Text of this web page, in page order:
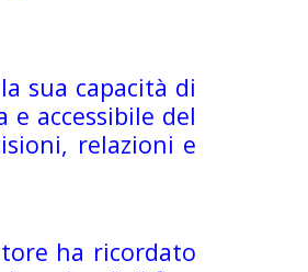
sua capacità di
accessibile del
relazioni e
ha ricordato